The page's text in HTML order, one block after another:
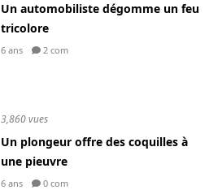
Un automobiliste dégomme un feu
tricolore
6 ans 2 com
3,860 vues
Un plongeur offre des coquilles à
une pieuvre
6 ans 0 com